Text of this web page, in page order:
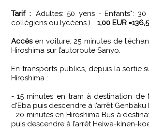
Tarif：Adultes: 50 yens - Enfants*: 30
collégiens ou lycéens.) - 1,00 EUR
Accèsen voiture: 25 minutes de
Hiroshima sur l’autoroute Sanyo.
En transports publics, depuis la sortie
Hiroshima :
- 15 minutes en tram à destination de
d'Eba puis descendre à l’arrêt Genbaku
- 20 minutes en Hiroshima Bus à
puis descendre à l’arrêt Heiwa-kinen-